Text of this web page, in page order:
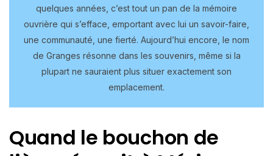
quelques années, c’est tout un pan de la mémoire
ouvrière qui s’efface, emportant avec lui un savoir-faire,
une communauté, une fierté. Aujourd’hui encore, le nom
de Granges résonne dans les souvenirs, même si la
plupart ne sauraient plus situer exactement son
emplacement.
Quand le bouchon de